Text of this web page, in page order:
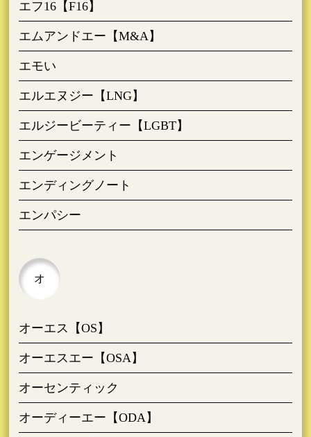
エフ16【F16】
エムアンドエー【M&A】
エモい
エルエヌジー【LNG】
エルジービーティー【LGBT】
エンゲージメント
エンディングノート
エンパシー
オ
オーエス【OS】
オーエスエー【OSA】
オーセンティック
オーディーエー【ODA】